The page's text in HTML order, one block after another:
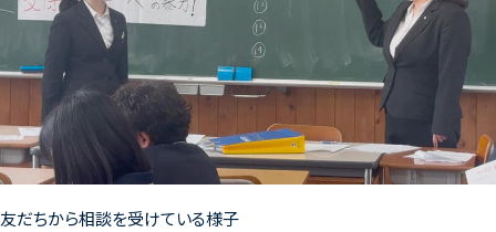
友だちから相談を受けている様子